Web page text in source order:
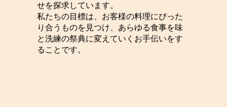
せを探求しています。
私たちの目標は、お客様の料理にぴった
り合うものを見つけ、あらゆる食事を味
と洗練の祭典に変えていくお手伝いをす
ることです。